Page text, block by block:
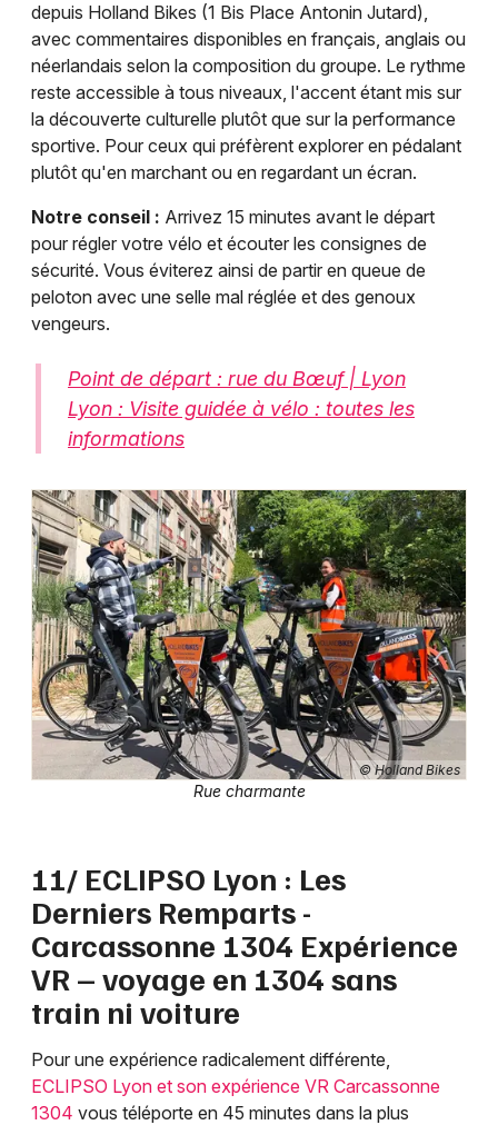
depuis Holland Bikes (1 Bis Place Antonin Jutard),
avec commentaires disponibles en français, anglais ou
néerlandais selon la composition du groupe. Le rythme
reste accessible à tous niveaux, l'accent étant mis sur
la découverte culturelle plutôt que sur la performance
sportive. Pour ceux qui préfèrent explorer en pédalant
plutôt qu'en marchant ou en regardant un écran.
Notre conseil : Arrivez 15 minutes avant le départ
pour régler votre vélo et écouter les consignes de
sécurité. Vous éviterez ainsi de partir en queue de
peloton avec une selle mal réglée et des genoux
vengeurs.
Point de départ : rue du Bœuf | Lyon
Lyon : Visite guidée à vélo : toutes les
informations
© Holland Bikes
Rue charmante
11/ ECLIPSO Lyon : Les
Derniers Remparts -
Carcassonne 1304 Expérience
VR – voyage en 1304 sans
train ni voiture
Pour une expérience radicalement différente,
ECLIPSO Lyon et son expérience VR Carcassonne
1304 vous téléporte en 45 minutes dans la plus